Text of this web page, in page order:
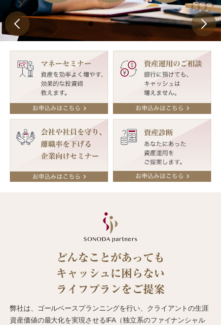
どんなことがあっても
キャッシュに困らない
ライフプランをご提案
弊社は、ゴールベースプランニングを行い、クライアントの生涯
資産価値の最大化を実現させるIFA（独立系のファイナンシャル